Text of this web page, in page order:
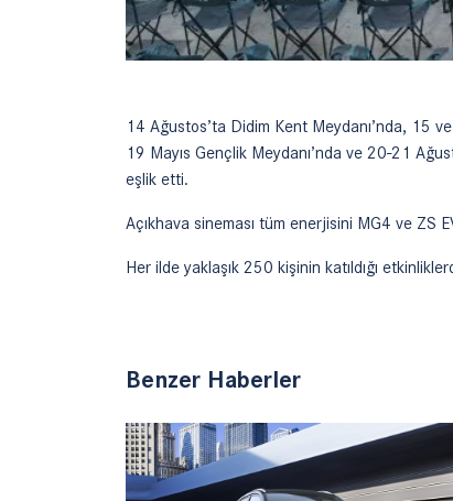
14 Ağustos’ta Didim Kent Meydanı’nda, 15
19 Mayıs Gençlik Meydanı’nda ve 20-21
eşlik etti.
Açıkhava sineması tüm enerjisini MG4 ve ZS
Her ilde yaklaşık 250 kişinin katıldığı
Benzer Haberler